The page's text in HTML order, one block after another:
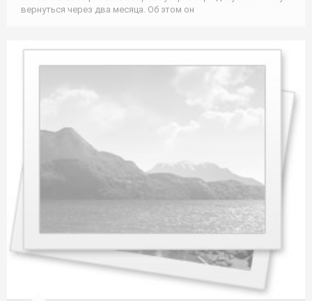
вернуться через два месяца. Об этом он